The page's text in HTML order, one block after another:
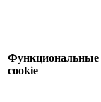
Функциональные
cookie